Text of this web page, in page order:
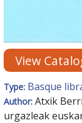
View
Type: Basque
Author: Atxik
urgazleak